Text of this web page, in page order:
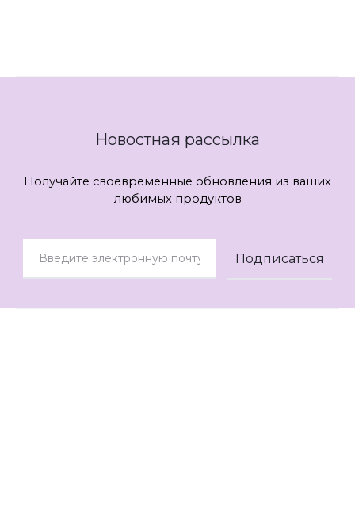
Новостная рассылка
Получайте своевременные обновления из ваших
любимых продуктов